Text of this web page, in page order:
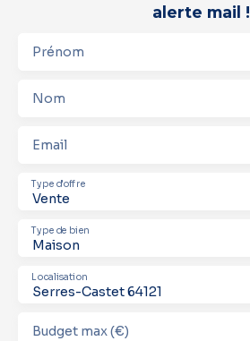
alerte mail !
Prénom
Nom
Email
Vente
Type d'offre
Maison
Type de bien
Serres-Castet 64121
Localisation
Budget max (€)